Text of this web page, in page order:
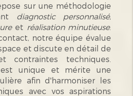
sur une méthodologie
diagnostic personnalisé,
et réalisation minutieuse.
notre équipe évalue
et discute en détail de
contraintes techniques.
unique et mérite une
afin d'harmoniser les
avec vos aspirations